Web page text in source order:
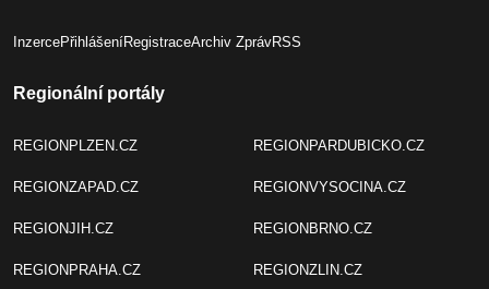
InzercePřihlášeníRegistraceArchiv ZprávRSS
Regionální portály
REGIONPLZEN.CZ
REGIONZAPAD.CZ
REGIONJIH.CZ
REGIONPRAHA.CZ
REGIONPARDUBICKO.CZ
REGIONVYSOCINA.CZ
REGIONBRNO.CZ
REGIONZLIN.CZ